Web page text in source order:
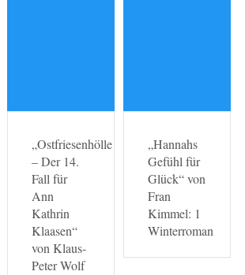
„Ostfriesenhölle
– Der 14.
Fall für
Ann
Kathrin
Klaasen“
von Klaus-
Peter Wolf
„Hannahs
Gefühl für
Glück“ von
Fran
Kimmel: 1
Winterroman